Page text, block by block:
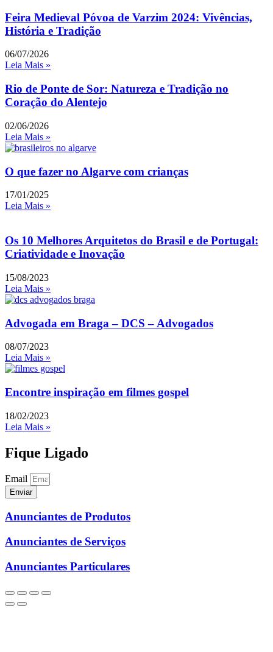
Feira Medieval Póvoa de Varzim 2024: Vivências,
História e Tradição
06/07/2026
Leia Mais »
Rio de Ponte de Sor: Natureza e Tradição no
Coração do Alentejo
02/06/2026
Leia Mais »
O que fazer no Algarve com crianças
17/01/2025
Leia Mais »
Os 10 Melhores Arquitetos do Brasil e de Portugal:
Criatividade e Inovação
15/08/2023
Leia Mais »
Advogada em Braga – DCS – Advogados
08/07/2023
Leia Mais »
Encontre inspiração em filmes gospel
18/02/2023
Leia Mais »
Fique Ligado
Email
Enviar
Anunciantes de Produtos
Anunciantes de Serviços
Anunciantes Particulares